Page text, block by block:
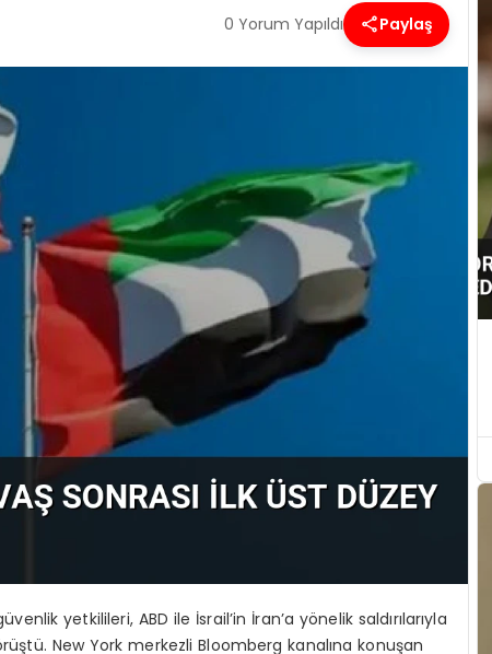
0 Yorum Yapıldı Paylaş
yetkilileri, ABD ile İsrail’in İran’a yönelik saldırılarıyla
New York merkezli Bloomberg kanalına konuşan